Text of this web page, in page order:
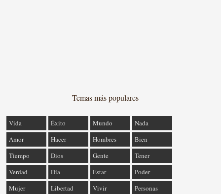
Temas más populares
Vida Éxito Mundo
Nada
Amor
Hacer Hombres
Bien
Tiempo
Dios Gente
Tener
Verdad
Día Estar
Poder
Mujer
Libertad Vivir
Personas